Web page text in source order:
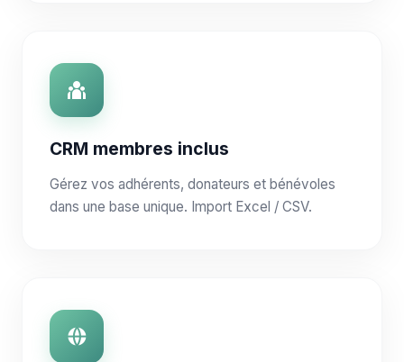
CRM membres inclus
Gérez vos adhérents, donateurs et bénévoles
dans une base unique. Import Excel / CSV.